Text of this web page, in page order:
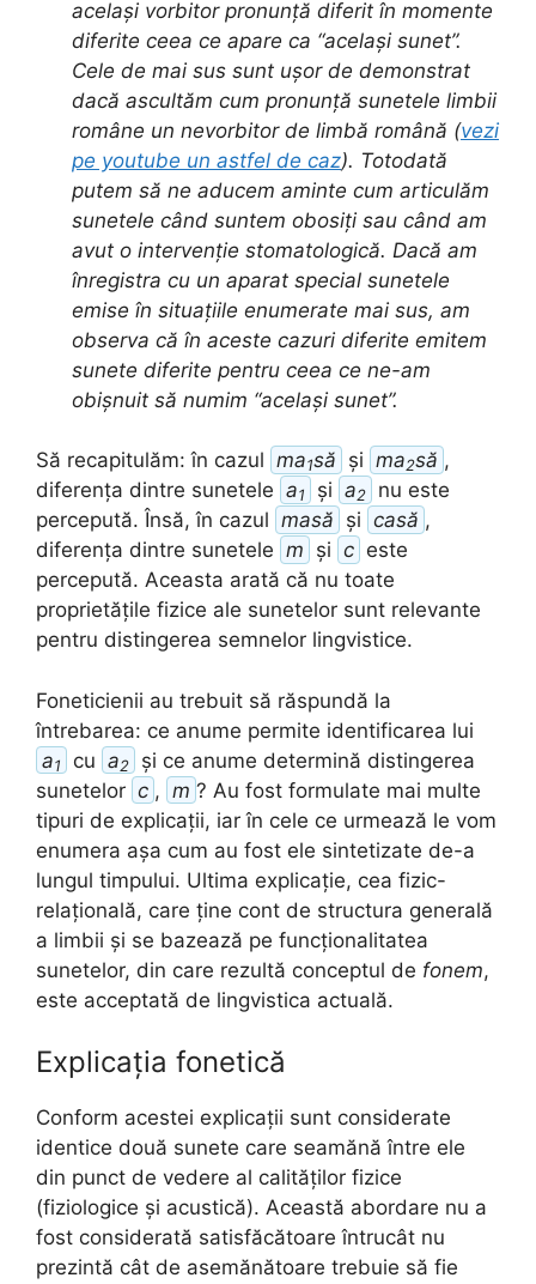
același vorbitor pronunță diferit în momente
diferite ceea ce apare ca “același sunet”.
Cele de mai sus sunt ușor de demonstrat
dacă ascultăm cum pronunță sunetele limbii
române un nevorbitor de limbă română (vezi
pe youtube un astfel de caz). Totodată
putem să ne aducem aminte cum articulăm
sunetele când suntem obosiți sau când am
avut o intervenție stomatologică. Dacă am
înregistra cu un aparat special sunetele
emise în situațiile enumerate mai sus, am
observa că în aceste cazuri diferite emitem
sunete diferite pentru ceea ce ne-am
obișnuit să numim “același sunet”.
Să recapitulăm: în cazul ma1să și ma2să ,
diferența dintre sunetele a1 și a2
nu este
percepută. Însă, în cazul masă și casă ,
diferența dintre sunetele m și c este
percepută. Aceasta arată că nu toate
proprietățile fizice ale sunetelor sunt relevante
pentru distingerea semnelor lingvistice.
Foneticienii au trebuit să răspundă la
întrebarea: ce anume permite identificarea lui
a1 cu a2
și ce anume determină distingerea
sunetelor c , m ? Au fost formulate mai multe
tipuri de explicații, iar în cele ce urmează le vom
enumera așa cum au fost ele sintetizate de-a
lungul timpului. Ultima explicație, cea fizic-
relațională, care ține cont de structura generală
a limbii și se bazează pe funcționalitatea
sunetelor, din care rezultă conceptul de fonem,
este acceptată de lingvistica actuală.
Explicația fonetică
Conform acestei explicații sunt considerate
identice două sunete care seamănă între ele
din punct de vedere al calităților fizice
(fiziologice și acustică). Această abordare nu a
fost considerată satisfăcătoare întrucât nu
prezintă cât de asemănătoare trebuie să fie